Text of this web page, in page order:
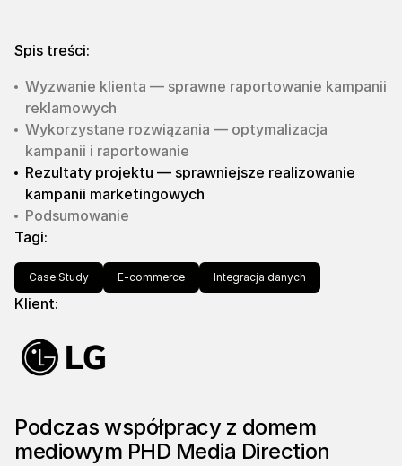
Spis treści:
Wyzwanie klienta — sprawne raportowanie kampanii
reklamowych
Wykorzystane rozwiązania — optymalizacja
kampanii i raportowanie
Rezultaty projektu — sprawniejsze realizowanie
kampanii marketingowych
Podsumowanie
Tagi:
Case Study E-commerce Integracja danych
Klient:
Podczas współpracy z domem
mediowym PHD Media Direction